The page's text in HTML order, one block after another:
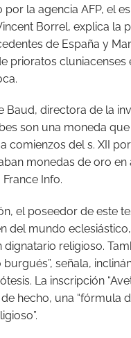
por la agencia AFP, el
Borrel, explica la
de España y
prioratos cluniacenses
Baud, directora de la
son una moneda
comienzos del s. XII
monedas de oro en
Info.
el poseedor de este
del mundo
dignatario religioso.
señala,
La inscripción
hecho, una “fórmula